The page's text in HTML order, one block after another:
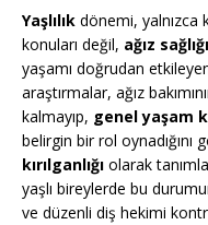
Yaşlılık dönemi, yalnızca
konuları değil, ağız sağlığı
yaşamı doğrudan
araştırmalar, ağız
kalmayıp, genel yaşam
belirgin bir rol oynadığını
kırılganlığı olarak
yaşlı bireylerde bu
ve düzenli diş hekimi